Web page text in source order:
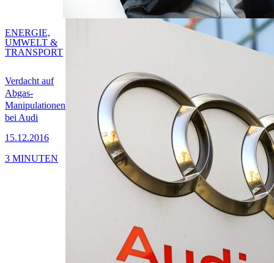
Verdacht auf
Abgas-
Manipulationen
bei Audi
15.12.2016
ENERGIE,
UMWELT &
TRANSPORT
3 MINUTEN